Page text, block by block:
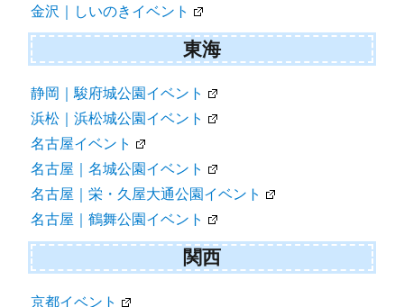
金沢｜しいのきイベント
東海
静岡｜駿府城公園イベント
浜松｜浜松城公園イベント
名古屋イベント
名古屋｜名城公園イベント
名古屋｜栄・久屋大通公園イベント
名古屋｜鶴舞公園イベント
関西
京都イベント